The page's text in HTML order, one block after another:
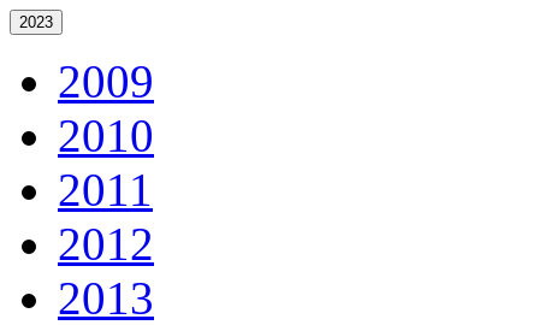
2023
2009
2010
2011
2012
2013